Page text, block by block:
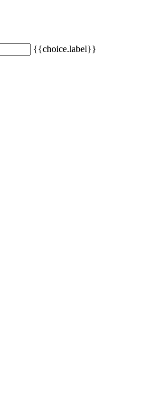
{{choice.label}}